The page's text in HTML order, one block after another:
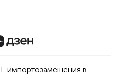
импортозамещения в